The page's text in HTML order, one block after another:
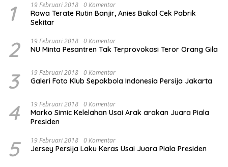
1 19 Februari 2018 0 Komentar
Rawa Terate Rutin Banjir, Anies Bakal Cek Pabrik
Sekitar
2 19 Februari 2018 0 Komentar
NU Minta Pesantren Tak Terprovokasi Teror Orang Gila
3 19 Februari 2018 0 Komentar
Galeri Foto Klub Sepakbola Indonesia Persija Jakarta
4 19 Februari 2018 0 Komentar
Marko Simic Kelelahan Usai Arak arakan Juara Piala
Presiden
5 19 Februari 2018 0 Komentar
Jersey Persija Laku Keras Usai Juara Piala Presiden